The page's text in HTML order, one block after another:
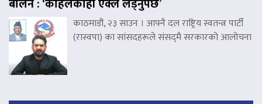
काठमाडौं, २३ साउन । आफ्नै दल राष्ट्रिय स्वतन्त्र पार्टी
(रास्वपा) का सांसदहरूले संसद्‌मै सरकारको आलोचना